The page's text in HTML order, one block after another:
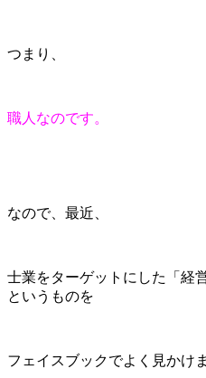
つまり、
職人なのです。
なので、最近、
士業をターゲットにした「経
というものを
フェイスブックでよく見かけま